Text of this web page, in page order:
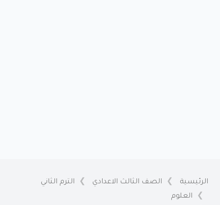
الرئيسية الصف الثالث الاعدادي
الترم الثاني
العلوم